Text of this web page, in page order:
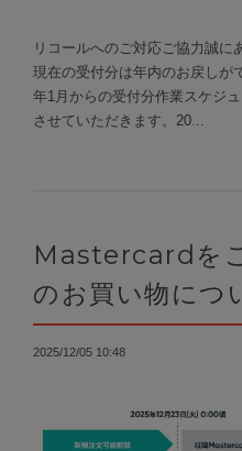
リコールへのご対応ご協力誠に
現在の受付分は年内のお戻しが
年1月からの受付分作業スケジ
させていただきます。20...
Mastercardを
のお買い物につ
2025/12/05 10:48